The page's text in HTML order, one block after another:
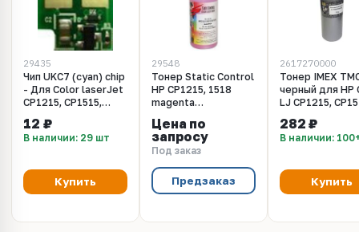
29435
Чип UKC7 (cyan) chip
- Для Color laserJet
CP1215, CP1515,
CM1312, CP2020,
CP2025, CM2320,
CP1025
12 ₽
В наличии: 29 шт
Купить
29548
Тонер Static Control
HP CP1215, 1518
magenta
(40 гр - 1400 pages)
(SSC HP1515-40B-M)
Цена по
запросу
Под заказ
Предзаказ
2617270000
Тонер IMEX
черный для HP
LJ CP1215,
CM1415, Pro
M251. Black, 55
282 ₽
В наличии:
Купить